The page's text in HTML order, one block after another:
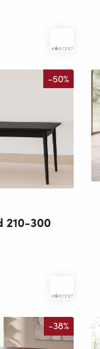
-50%
210-300
-38%